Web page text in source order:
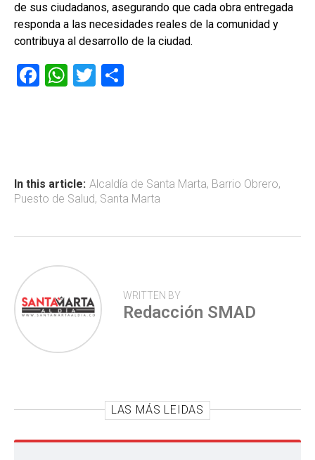
de sus ciudadanos, asegurando que cada obra entregada
responda a las necesidades reales de la comunidad y
contribuya al desarrollo de la ciudad.
F
ok
W
p
p
T
tir
In this article: Alcaldía de Santa Marta, Barrio Obrero,
Puesto de Salud, Santa Marta
WRITTEN BY
Redacción SMAD
LAS MÁS LEIDAS